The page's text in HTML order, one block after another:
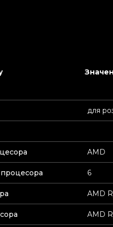
для
AMD
процесора 6
AMD
AMD